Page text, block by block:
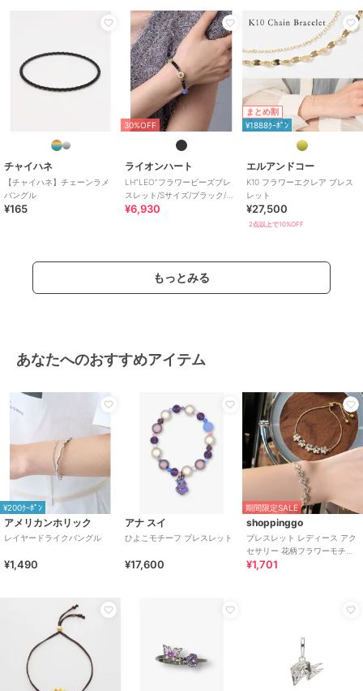
チャイハネ
【チャイハネ】チェーンラメ
バングル
¥165
30%OFF
ライオンハート
LH“LEO”フラワービーズブレ
スレット/Sサイズ/ブラック/ゴ
ムタイプ
¥6,930
まとめ割
¥1888ｸｰﾎﾟﾝ
エルアンドコー
K10 フラワーエクレア ブレス
レット
¥27,500
2点以上で10%OFF
もっとみる
あなたへのおすすめアイテム
¥200ｸｰﾎﾟﾝ
アメリカンホリック
レイヤードライクバングル
¥1,490
アナ スイ
ひよこモチーフ ブレスレット
¥17,600
期間限定SALE
shoppinggo
ブレスレット レディース アク
セサリー 花柄フラワーモチー
フ
¥1,701